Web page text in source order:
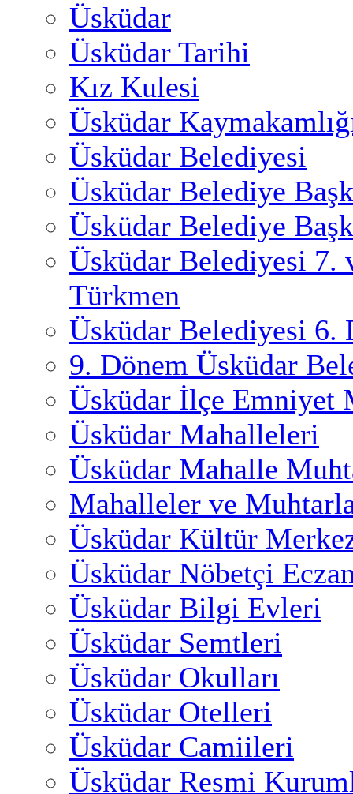
Üsküdar
Üsküdar Tarihi
Kız Kulesi
Üsküdar
Üsküdar Belediyesi
Üsküdar Belediye
Üsküdar Belediye
Üsküdar Belediyesi 7.
Türkmen
Üsküdar Belediyesi 6.
9. Dönem Üsküdar
Üsküdar İlçe Emniyet
Üsküdar Mahalleleri
Üsküdar Mahalle
Mahalleler ve
Üsküdar Kültür
Üsküdar Nöbetçi
Üsküdar Bilgi Evleri
Üsküdar Semtleri
Üsküdar Okulları
Üsküdar Otelleri
Üsküdar Camiileri
Üsküdar Resmi